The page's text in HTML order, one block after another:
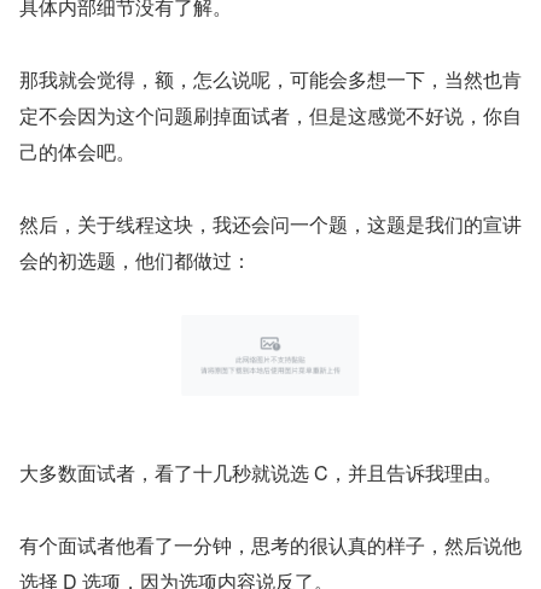
具体内部细节没有了解。
那我就会觉得，额，怎么说呢，可能会多想一下，当然也肯
定不会因为这个问题刷掉面试者，但是这感觉不好说，你自
己的体会吧。
然后，关于线程这块，我还会问一个题，这题是我们的宣讲
会的初选题，他们都做过：
大多数面试者，看了十几秒就说选 C，并且告诉我理由。
有个面试者他看了一分钟，思考的很认真的样子，然后说他
选择 D 选项，因为选项内容说反了。